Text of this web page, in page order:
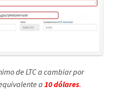
de LTC a cambiar por
a 10 dólares.